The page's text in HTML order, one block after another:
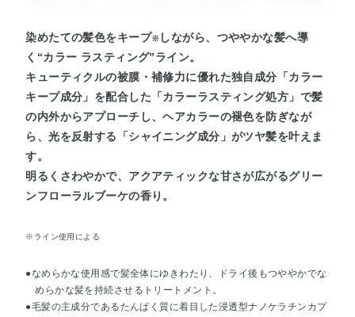
染めたての髪色をキープ※ しながら、つややかな髪へ導
く“カラー ラスティング”ライン。
キューティクルの被膜・補修力に優れた独自成分「カラー
キープ成分」を配合した「カラーラスティング処方」で髪
の内外からアプローチし、ヘアカラーの褪色を防ぎなが
ら、光を反射する「シャイニング成分」がツヤ髪を叶えま
す。
明るくさわやかで、アクアティックな甘さが広がるグリー
ンフローラルブーケの香り。
※ライン使用による
●なめらかな使用感で髪全体にゆきわたり、ドライ後もつややかでな
めらかな髪を持続させるトリートメント。
●毛髪の主成分であるたんぱく質に着目した浸透型ナノケラチンカプ